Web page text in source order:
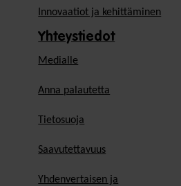
Innovaatiot ja kehittäminen
Yhteystiedot
Medialle
Anna palautetta
Tietosuoja
Saavutettavuus
Yhdenvertaisen ja